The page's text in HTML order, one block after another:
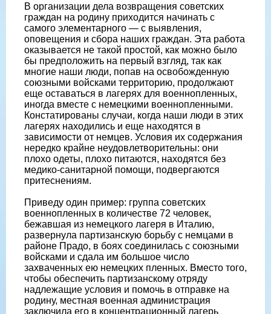
В организации дела возвращения советских
граждан на родину приходится начинать с
самого элементарного — с выявления,
оповещения и сбора наших граждан. Эта работа
оказывается не такой простой, как можно было
бы предположить на первый взгляд, так как
многие наши люди, попав на освобожденную
союзными войсками территорию, продолжают
еще оставаться в лагерях для военнопленных,
иногда вместе с немецкими военнопленными.
Констатированы случаи, когда наши люди в этих
лагерях находились и еще находятся в
зависимости от немцев. Условия их содержания
нередко крайне неудовлетворительны: они
плохо одеты, плохо питаются, находятся без
медико-санитарной помощи, подвергаются
притеснениям.
Приведу один пример: группа советских
военнопленных в количестве 72 человек,
бежавшая из немецкого лагеря в Италию,
развернула партизанскую борьбу с немцами в
районе Прадо, в боях соединилась с союзными
войсками и сдала им большое число
захваченных ею немецких пленных. Вместо того,
чтобы обеспечить партизанскому отряду
надлежащие условия и помочь в отправке на
родину, местная военная администрация
заключила его в концентрационный лагерь